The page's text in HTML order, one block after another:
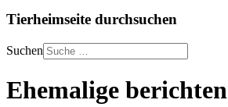
Tierheimseite durchsuchen
Suchen
Ehemalige berichten